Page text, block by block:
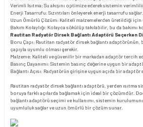
Verimli Isıtma: Su akışını optimize ederek sistemin
Enerji Tasarrufu: Sızıntıları önleyerek enerji tasarrufu sağlar.
Uzun Ömürlü Çözüm: Kaliteli malzemelerden üretildiği için
Bakım Kolaylığı: Kolayca sökülüp takılabilir, bu da bakımı
Rautitan Radyatör Dirsek Bağlantı Adaptörü Seçerken
Boru Çapı: Rautitan radyatör dirsek bağlantı adaptörünün,
çapıyla uyumlu olması gerekir.
Malzeme: Kaliteli ve güvenilir bir markadan adaptör tercih
Basınç Dayanımı: Sistemin basınç değerine uygun bir
Bağlantı Açısı: Radyatörün girişine uygun açıda bir
Rautitan radyatör dirsek bağlantı adaptörü, yerden ısıtma
boruya farklı açılarda bağlamak için ideal bir çözümdür.
bağlantı adaptörü seçimi ve kullanımı, sistemin
uyumluluk sağlar ve uzun ömürlü bir çözüm sunar.